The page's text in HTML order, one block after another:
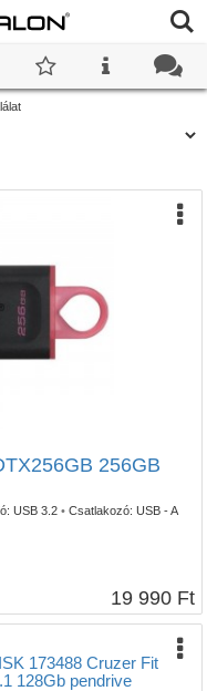
256GB
USB 3.2 • Csatlakozó: USB - A
19 990 Ft
173488 Cruzer Fit
128Gb pendrive